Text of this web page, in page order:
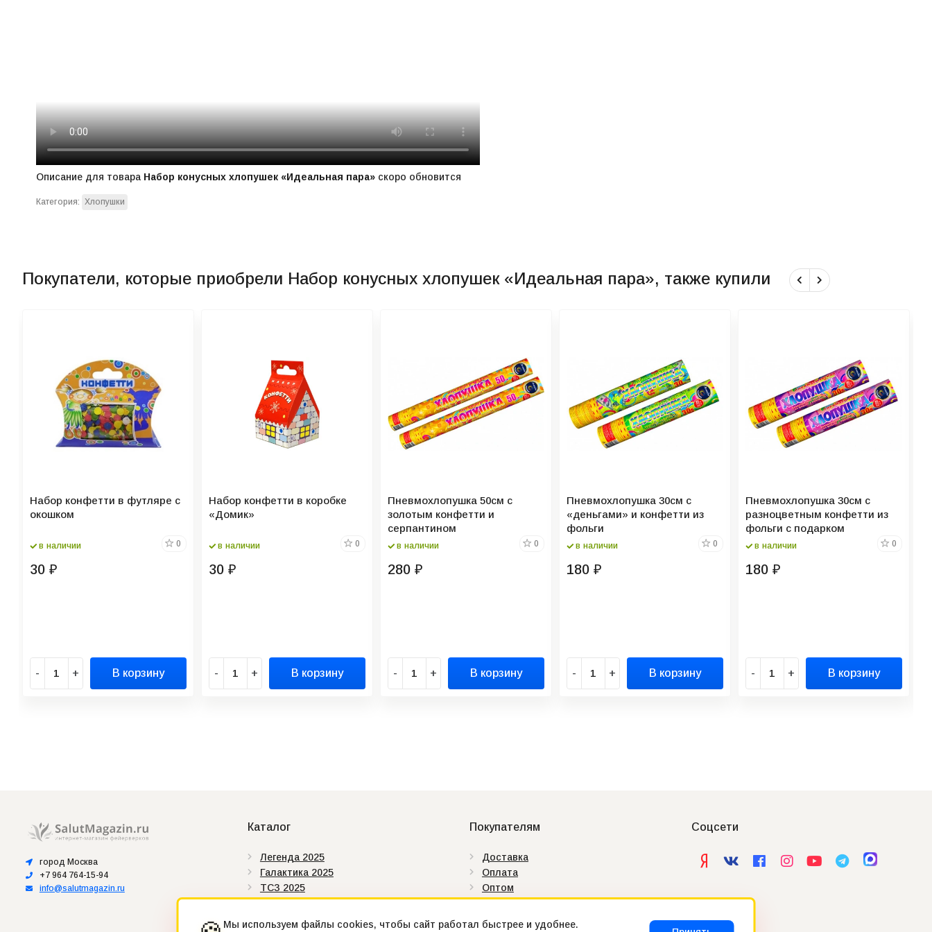
Описание для товара Набор конусных хлопушек «Идеальная пара»скоро обновится
Категория: Хлопушки
Покупатели, которые приобрели Набор конусных хлопушек «Идеальная пара», также купили
Набор конфетти в футляре с
окошком
в наличии 0
30 ₽
- + В корзину
Набор конфетти в коробке
«Домик»
в наличии 0
30 ₽
- + В корзину
Пневмохлопушка 50см с
золотым конфетти и
серпантином
в наличии 0
280 ₽
- + В корзину
Пневмохлопушка 30см с
«деньгами» и конфетти из
фольги
в наличии 0
180 ₽
- + В корзину
Пневмохлопушка 30см с
разноцветным конфетти из
фольги с подарком
в наличии 0
180 ₽
- + В корзину
город Москва
+7 964 764-15-94
info@salutmagazin.ru
Каталог
Легенда 2025
Галактика 2025
ТСЗ 2025
Сертификаты
Штрих-коды
Покупателям
Доставка
Оплата
Оптом
Как купить
Контакты
Соцсети
Мы используем файлы cookies, чтобы сайт работал быстрее и удобнее.